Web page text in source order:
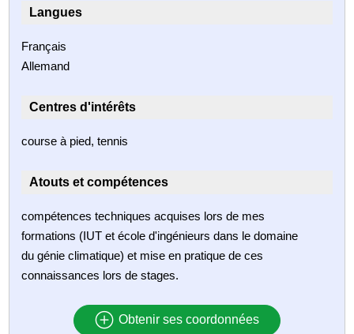
Langues
Français
Allemand
Centres d'intérêts
course à pied, tennis
Atouts et compétences
compétences techniques acquises lors de mes
formations (IUT et école d'ingénieurs dans le domaine
du génie climatique) et mise en pratique de ces
connaissances lors de stages.
Obtenir ses coordonnées